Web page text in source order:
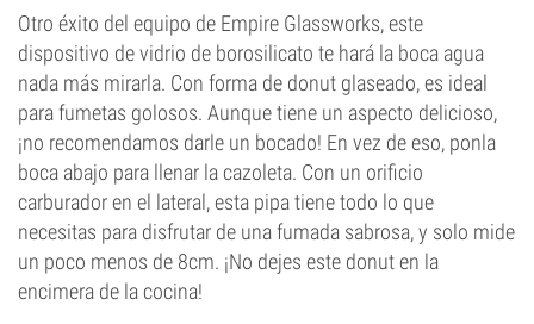
Otro éxito del equipo de Empire Glassworks, este
dispositivo de vidrio de borosilicato te hará la boca agua
nada más mirarla. Con forma de donut glaseado, es ideal
para fumetas golosos. Aunque tiene un aspecto delicioso,
¡no recomendamos darle un bocado! En vez de eso, ponla
boca abajo para llenar la cazoleta. Con un orificio
carburador en el lateral, esta pipa tiene todo lo que
necesitas para disfrutar de una fumada sabrosa, y solo mide
un poco menos de 8cm. ¡No dejes este donut en la
encimera de la cocina!